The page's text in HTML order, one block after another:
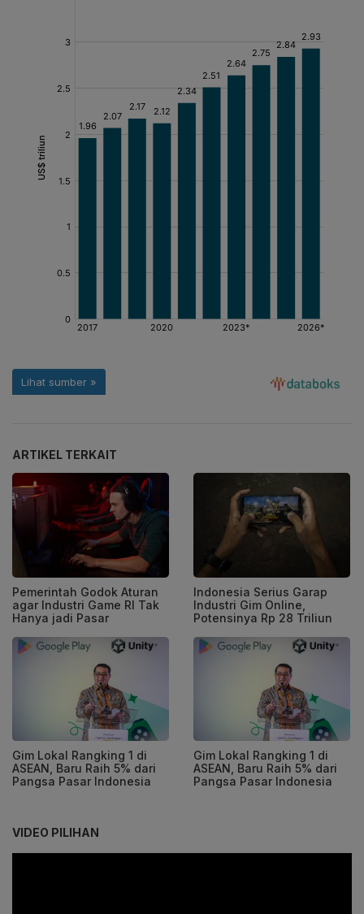
ARTIKEL TERKAIT
Pemerintah Godok Aturan
agar Industri Game RI Tak
Hanya jadi Pasar
Indonesia Serius Garap
Industri Gim Online,
Potensinya Rp 28 Triliun
Gim Lokal Rangking 1 di
ASEAN, Baru Raih 5% dari
Pangsa Pasar Indonesia
Gim Lokal Rangking 1 di
ASEAN, Baru Raih 5% dari
Pangsa Pasar Indonesia
VIDEO PILIHAN